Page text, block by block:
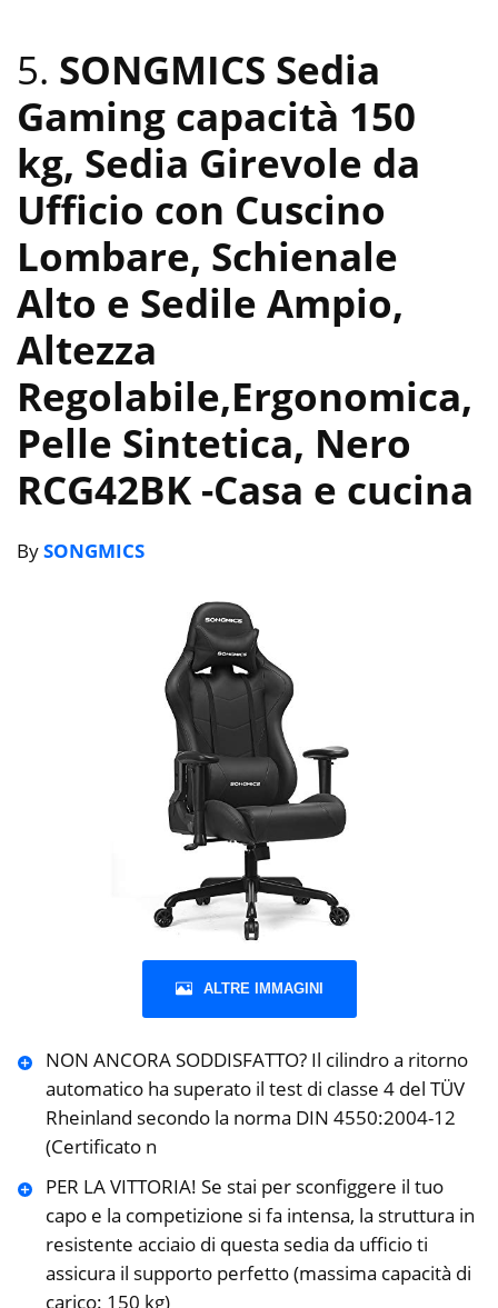
5. SONGMICS Sedia
Gaming capacità 150
kg, Sedia Girevole da
Ufficio con Cuscino
Lombare, Schienale
Alto e Sedile Ampio,
Altezza
Regolabile,Ergonomica,
Pelle Sintetica, Nero
RCG42BK -Casa e cucina
BySONGMICS
ALTRE IMMAGINI
NON ANCORA SODDISFATTO? Il cilindro a ritorno
automatico ha superato il test di classe 4 del TÜV
Rheinland secondo la norma DIN 4550:2004-12
(Certificato n
PER LA VITTORIA! Se stai per sconfiggere il tuo
capo e la competizione si fa intensa, la struttura in
resistente acciaio di questa sedia da ufficio ti
assicura il supporto perfetto (massima capacità di
carico: 150 kg)